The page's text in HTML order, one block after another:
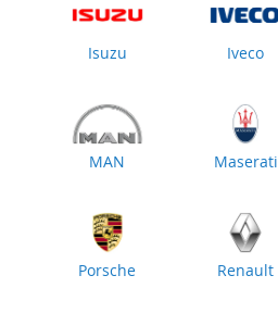
Isuzu Iveco
MAN Maserati
Porsche Renault